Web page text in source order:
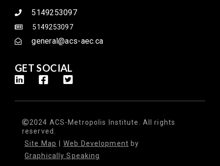
5149253097
5149253097
general@acs-aec.ca
GET SOCIAL
2024 ACS-Metropolis Institute. All rights
reserved.
Site Map
Web Development by
Graphically Speaking